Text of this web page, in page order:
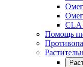
CLA
Помощь